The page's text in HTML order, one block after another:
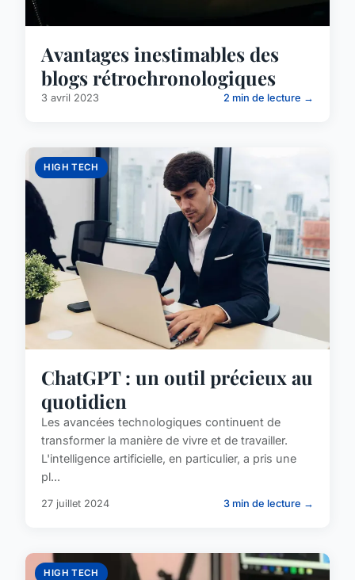
Avantages inestimables des
blogs rétrochronologiques
3 avril 2023 2 min de lecture →
HIGH TECH
ChatGPT : un outil précieux au
quotidien
Les avancées technologiques continuent de
transformer la manière de vivre et de travailler.
L'intelligence artificielle, en particulier, a pris une
pl...
27 juillet 2024 3 min de lecture →
HIGH TECH